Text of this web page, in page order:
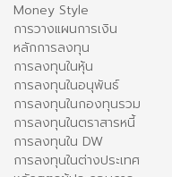
Money Style
การวางแผนการเงิน
หลักการลงทุน
การลงทุนในหุ้น
การลงทุนในอนุพันธ์
การลงทุนในกองทุนรวม
การลงทุนในตราสารหนี้
การลงทุนใน DW
การลงทุนในต่างประเทศ